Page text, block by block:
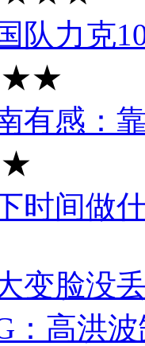
队力克
★★
有感：
★
时间做
变脸没
：高洪